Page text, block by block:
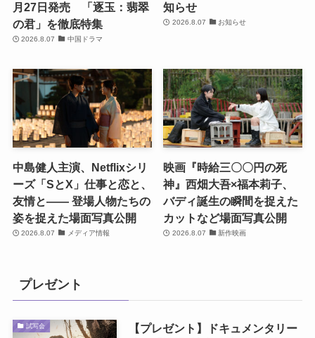
月27日発売 「逐玉：翡翠
の君」を徹底特集
2026.8.07 中国ドラマ
知らせ
2026.8.07 お知らせ
中島健人主演、Netflixシリ
ーズ「SとX」仕事と恋と、
友情と―― 登場人物たちの
姿を捉えた場面写真公開
2026.8.07 メディア情報
映画『時給三〇〇円の死
神』西畑大吾×福本莉子、
バディ誕生の瞬間を捉えた
カットなど場面写真公開
2026.8.07 新作映画
プレゼント
試写会
【プレゼント】ドキュメンタリー